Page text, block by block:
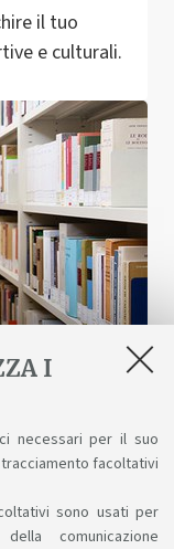
I
necessari per il suo
facoltativi
sono usati per
comunicazione
il tuo
e culturali.
storia a
online.